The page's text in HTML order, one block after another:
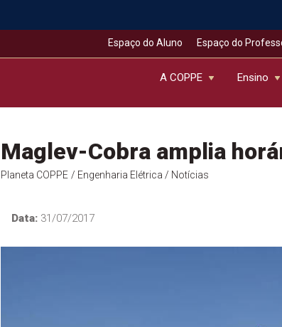
Espaço do Aluno Espaço do
A COPPE Ensino
Maglev-Cobra amplia
Planeta COPPE / Engenharia Elétrica / Notícias
Data:31/07/2017